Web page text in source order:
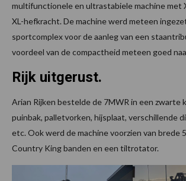
multifunctionele en ultrastabiele machine met
XL-hefkracht. De machine werd meteen
sportcomplex voor de aanleg van een
voordeel van de compactheid meteen goed
Rijk uitgerust.
Arian Rijken bestelde de 7MWR in een zwarte
puinbak, palletvorken, hijsplaat, verschillende
etc. Ook werd de machine voorzien van brede
Country King banden en een tiltrotator.